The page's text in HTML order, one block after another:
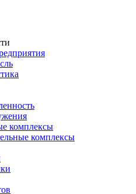
комплексы
комплексы